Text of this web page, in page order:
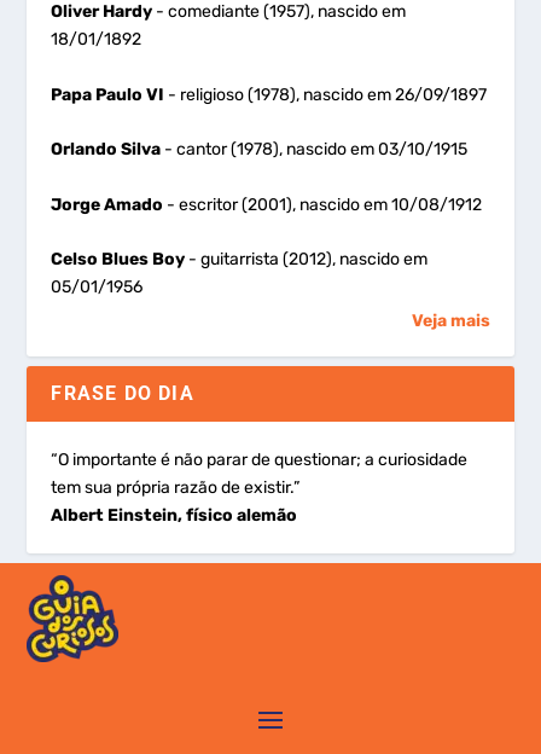
Oliver Hardy - comediante (1957), nascido em
18/01/1892
Papa Paulo VI - religioso (1978), nascido em 26/09/1897
Orlando Silva - cantor (1978), nascido em 03/10/1915
Jorge Amado - escritor (2001), nascido em 10/08/1912
Celso Blues Boy - guitarrista (2012), nascido em
05/01/1956
Veja mais
FRASE DO DIA
“O importante é não parar de questionar; a curiosidade
tem sua própria razão de existir.”
Albert Einstein, físico alemão